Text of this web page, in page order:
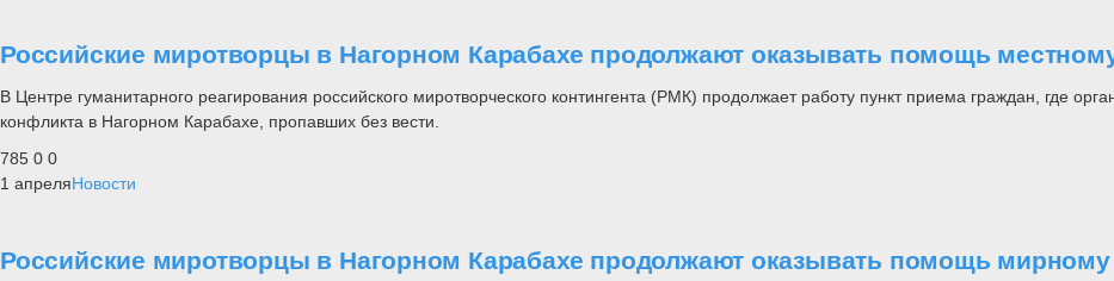
Российские миротворцы в Нагорном Карабахе продолжают оказывать помощь
В Центре гуманитарного реагирования российского миротворческого контингента (РМК) продолжает работу пункт приема граждан, где
конфликта в Нагорном Карабахе, пропавших без вести.
785 0 0
1 апреляНовости
Российские миротворцы в Нагорном Карабахе продолжают оказывать помощь